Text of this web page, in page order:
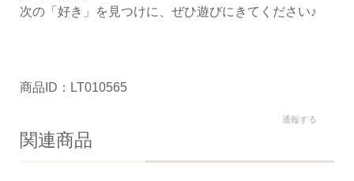
次の「好き」を見つけに、ぜひ遊びにきてください♪
商品ID：LT010565
通報する
関連商品